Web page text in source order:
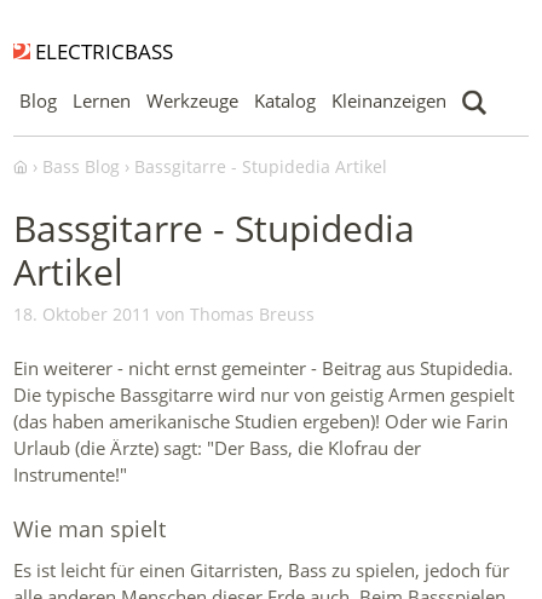
ELECTRICBASS
Blog Lernen Werkzeuge Katalog Kleinanzeigen
Bass Blog Bassgitarre - Stupidedia Artikel
Bassgitarre - Stupidedia
Artikel
18. Oktober 2011 von Thomas Breuss
Ein weiterer - nicht ernst gemeinter - Beitrag aus Stupidedia.
Die typische Bassgitarre wird nur von geistig Armen gespielt
(das haben amerikanische Studien ergeben)! Oder wie Farin
Urlaub (die Ärzte) sagt: "Der Bass, die Klofrau der
Instrumente!"
Wie man spielt
Es ist leicht für einen Gitarristen, Bass zu spielen, jedoch für